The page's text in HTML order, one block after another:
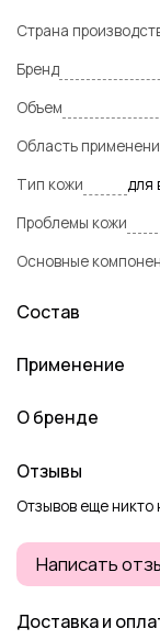
Страна
Бренд
Объем
Область
Тип кожи
для
Проблемы кожи
Основные
Состав
Применение
О бренде
Отзывы
Отзывов еще никто
Написать
Доставка и